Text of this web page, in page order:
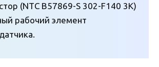
(NTC B57869-S 302-F140 3K)
рабочий элемент